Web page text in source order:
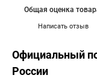
Написать отзыв
Общая оценка
Официальный
России